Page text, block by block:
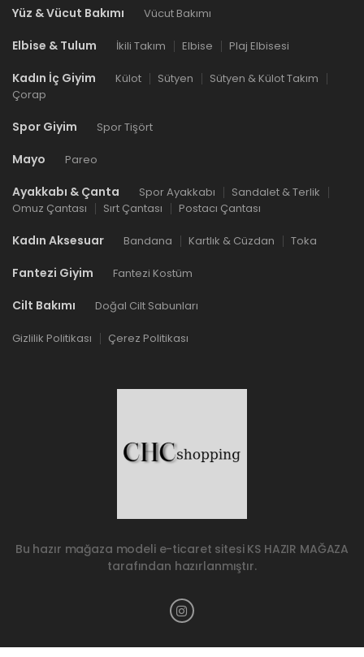
Yüz & Vücut Bakımı Vücut Bakımı
Elbise & Tulum İkili Takım Elbise Plaj Elbisesi
Kadın İç Giyim Külot Sütyen
Sütyen & Külot Takım
Çorap
Spor Giyim Spor Tişört
Mayo Pareo
Ayakkabı & Çanta Spor Ayakkabı
Sandalet & Terlik
Omuz Çantası
Sırt Çantası Postacı Çantası
Kadın Aksesuar Bandana Kartlık & Cüzdan Toka
Fantezi Giyim Fantezi Kostüm
Cilt Bakımı Doğal Cilt Sabunları
Gizlilik Politikası Çerez Politikası
Bu hazır mağaza modeli e-ticaret sitesi KS HAZIR MAĞAZA
tarafından hazırlanmıştır.